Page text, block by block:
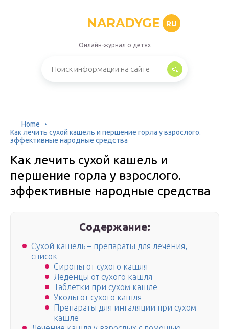
NARADYGE RU
Онлайн-журнал о детях
Home
Как лечить сухой кашель и першение горла у взрослого.
эффективные народные средства
Как лечить сухой кашель и
першение горла у взрослого.
эффективные народные средства
Содержание:
Сухой кашель – препараты для лечения,
список
Сиропы от сухого кашля
Леденцы от сухого кашля
Таблетки при сухом кашле
Уколы от сухого кашля
Препараты для ингаляции при сухом
кашле